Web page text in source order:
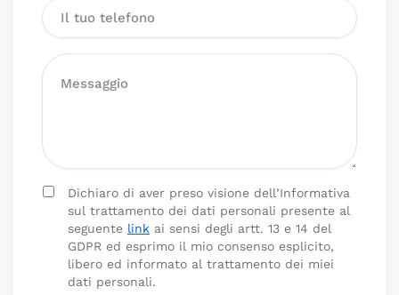
Dichiaro di aver preso visione dell’Informativa
sul trattamento dei dati personali presente al
seguente link ai sensi degli artt. 13 e 14 del
GDPR ed esprimo il mio consenso esplicito,
libero ed informato al trattamento dei miei
dati personali.